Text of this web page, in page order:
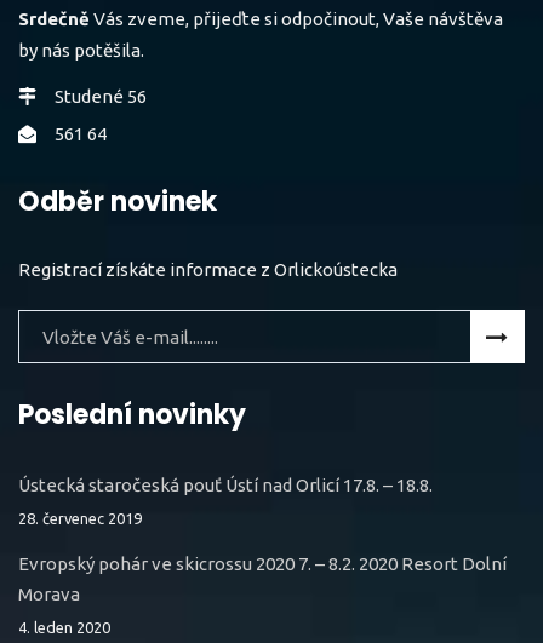
Srdečně Vás zveme, přijeďte si odpočinout, Vaše návštěva
by nás potěšila.
Studené 56
561 64
Odběr novinek
Registrací získáte informace z Orlickoústecka
Poslední novinky
Ústecká staročeská pouť Ústí nad Orlicí 17.8. – 18.8.
28. červenec 2019
Evropský pohár ve skicrossu 2020 7. – 8.2. 2020 Resort Dolní
Morava
4. leden 2020